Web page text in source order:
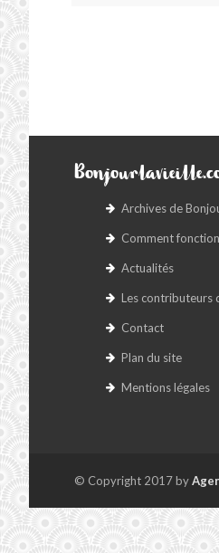
Archives de
Comment
Actualités
Les contributeurs
Contact
Plan du site
Mentions légales
© Copyright 2017 by